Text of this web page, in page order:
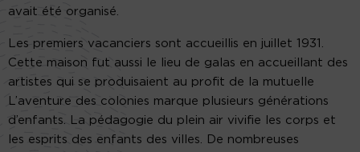
avait été organisé.
Les premiers vacanciers sont accueillis en juillet 1931.
Cette maison fut aussi le lieu de galas en accueillant des
artistes qui se produisaient au profit de la mutuelle
L’aventure des colonies marque plusieurs générations
d’enfants. La pédagogie du plein air vivifie les corps et
les esprits des enfants des villes. De nombreuses